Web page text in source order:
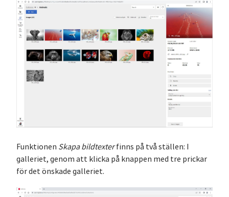
Funktionen Skapa bildtexterfinns på två ställen: I
galleriet, genom att klicka på knappen med tre prickar
för det önskade galleriet.